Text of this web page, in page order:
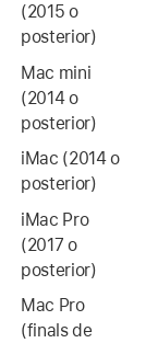
(2015 o
posterior)
Mac mini
(2014 o
posterior)
iMac (2014 o
posterior)
iMac Pro
(2017 o
posterior)
Mac Pro
(finals de